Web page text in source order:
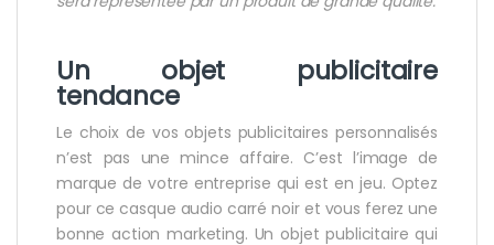
Un objet publicitaire
tendance
Le choix de vos objets publicitaires personnalisés
n’est pas une mince affaire. C’est l’image de
marque de votre entreprise qui est en jeu. Optez
pour ce casque audio carré noir et vous ferez une
bonne action marketing. Un objet publicitaire qui